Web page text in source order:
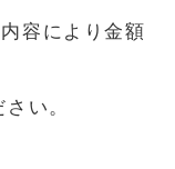
容により金額
い。